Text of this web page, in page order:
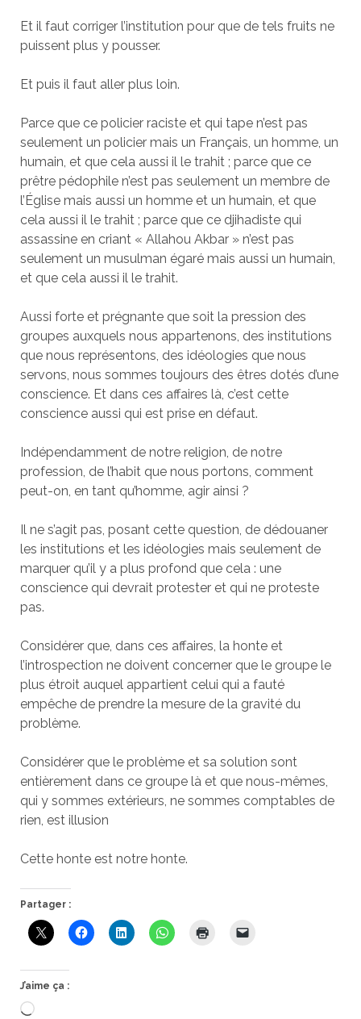
Et il faut corriger l’institution pour que de tels fruits ne
puissent plus y pousser.
Et puis il faut aller plus loin.
Parce que ce policier raciste et qui tape n’est pas
seulement un policier mais un Français, un homme, un
humain, et que cela aussi il le trahit ; parce que ce
prêtre pédophile n’est pas seulement un membre de
l’Église mais aussi un homme et un humain, et que
cela aussi il le trahit ; parce que ce djihadiste qui
assassine en criant « Allahou Akbar » n’est pas
seulement un musulman égaré mais aussi un humain,
et que cela aussi il le trahit.
Aussi forte et prégnante que soit la pression des
groupes auxquels nous appartenons, des institutions
que nous représentons, des idéologies que nous
servons, nous sommes toujours des êtres dotés d’une
conscience. Et dans ces affaires là, c’est cette
conscience aussi qui est prise en défaut.
Indépendamment de notre religion, de notre
profession, de l’habit que nous portons, comment
peut-on, en tant qu’homme, agir ainsi ?
Il ne s’agit pas, posant cette question, de dédouaner
les institutions et les idéologies mais seulement de
marquer qu’il y a plus profond que cela : une
conscience qui devrait protester et qui ne proteste
pas.
Considérer que, dans ces affaires, la honte et
l’introspection ne doivent concerner que le groupe le
plus étroit auquel appartient celui qui a fauté
empêche de prendre la mesure de la gravité du
problème.
Considérer que le problème et sa solution sont
entièrement dans ce groupe là et que nous-mêmes,
qui y sommes extérieurs, ne sommes comptables de
rien, est illusion
Cette honte est notre honte.
Partager :
J’aime ça :
Chargement…